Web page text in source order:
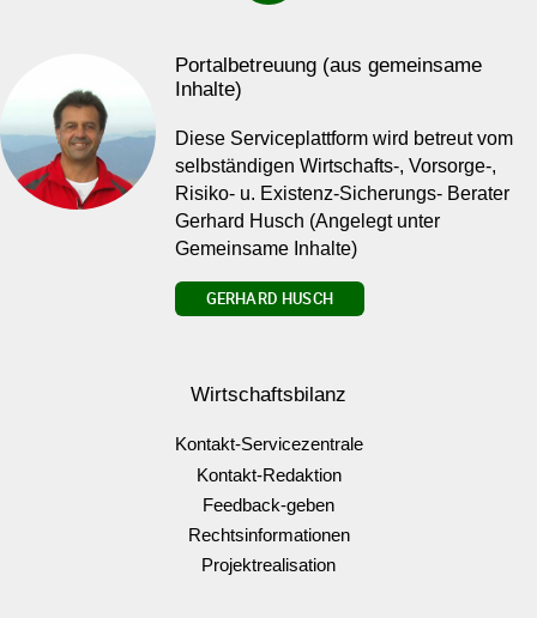
Portalbetreuung (aus gemeinsame
Inhalte)
Diese Serviceplattform wird betreut vom
selbständigen Wirtschafts-, Vorsorge-,
Risiko- u. Existenz-Sicherungs- Berater
Gerhard Husch (Angelegt unter
Gemeinsame Inhalte)
GERHARD HUSCH
Wirtschaftsbilanz
Kontakt-Servicezentrale
Kontakt-Redaktion
Feedback-geben
Rechtsinformationen
Projektrealisation